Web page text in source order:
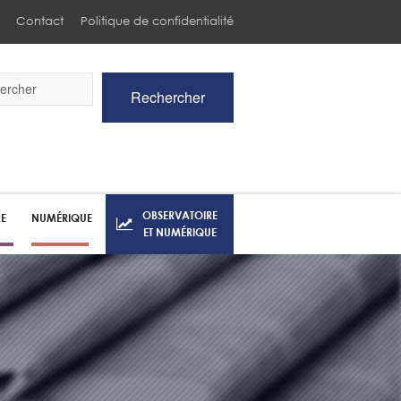
Contact Politique de confidentialité
Rechercher
NUMÉRIQUE
OBSERVATOIRE
ET NUMÉRIQUE